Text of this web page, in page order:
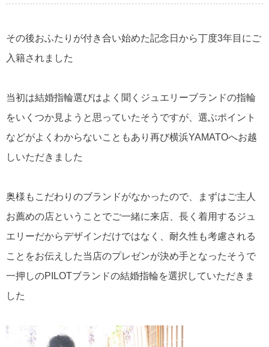
その後おふたりが付き合い始めた記念日から丁度3年目にご
入籍されました
当初は結婚指輪選びはよく聞くジュエリーブランドの指輪
をいくつか見ようと思っていたそうですが、選ぶポイント
などがよくわからないこともあり再び横浜YAMATOへお越
しいただきました
奥様もこだわりのブランドがなかったので、まずはご主人
お薦めの店ということでご一緒に来店、長く着用するジュ
エリーだからデザインだけではなく、耐久性も考慮される
ことをお伝えした当店のプレゼンが決め手となったそうで
一押しのPILOTブランドの結婚指輪を選択していただきま
した